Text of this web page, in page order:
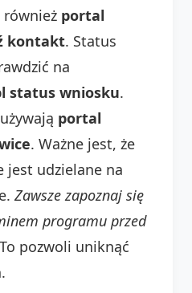
również portal
kontakt. Status
na
status wniosku.
portal
. Ważne jest, że
jest udzielane na
Zawsze zapoznaj się
programu przed
To pozwoli uniknąć